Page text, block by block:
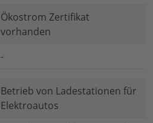
Ökostrom Zertifikat
vorhanden
-
Betrieb von Ladestationen für
Elektroautos